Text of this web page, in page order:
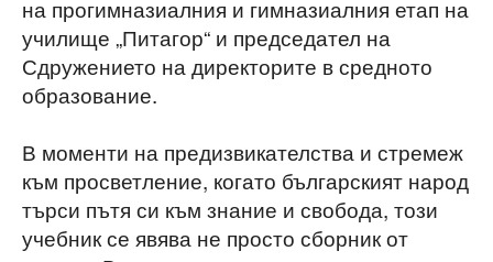
на прогимназиалния и гимназиалния етап на
училище „Питагор“ и председател на
Сдружението на директорите в средното
образование.
В моменти на предизвикателства и стремеж
към просветление, когато българският народ
търси пътя си към знание и свобода, този
учебник се явява не просто сборник от